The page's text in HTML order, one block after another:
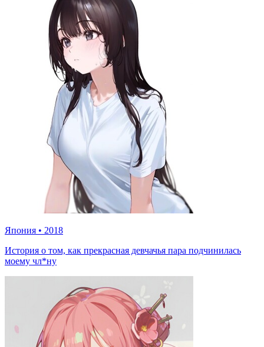
Япония • 2018
История о том, как прекрасная девчачья пара подчинилась
моему чл*ну